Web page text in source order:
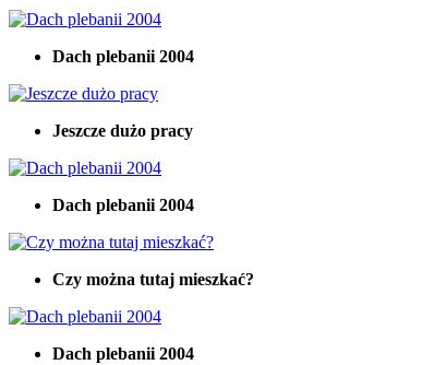
Dach plebanii 2004
Jeszcze dużo pracy
Dach plebanii 2004
Czy można tutaj mieszkać?
Dach plebanii 2004